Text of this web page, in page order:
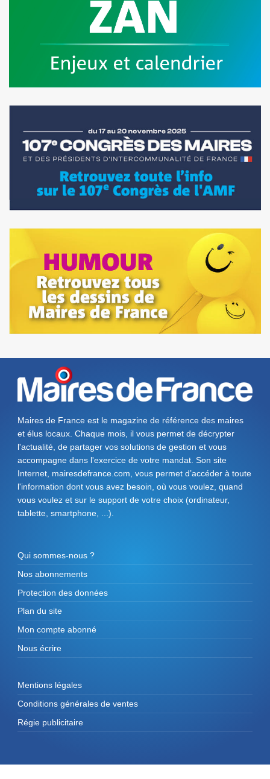
Maires de France est le magazine de référence des maires
et élus locaux. Chaque mois, il vous permet de décrypter
l'actualité, de partager vos solutions de gestion et vous
accompagne dans l'exercice de votre mandat. Son site
Internet, mairesdefrance.com, vous permet d’accéder à toute
l'information dont vous avez besoin, où vous voulez, quand
vous voulez et sur le support de votre choix (ordinateur,
tablette, smartphone, ...).
Qui sommes-nous ?
Nos abonnements
Protection des données
Plan du site
Mon compte abonné
Nous écrire
Mentions légales
Conditions générales de ventes
Régie publicitaire